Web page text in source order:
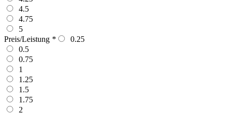
4.5
4.75
5
Preis/Leistung *
0.25
0.5
0.75
1
1.25
1.5
1.75
2